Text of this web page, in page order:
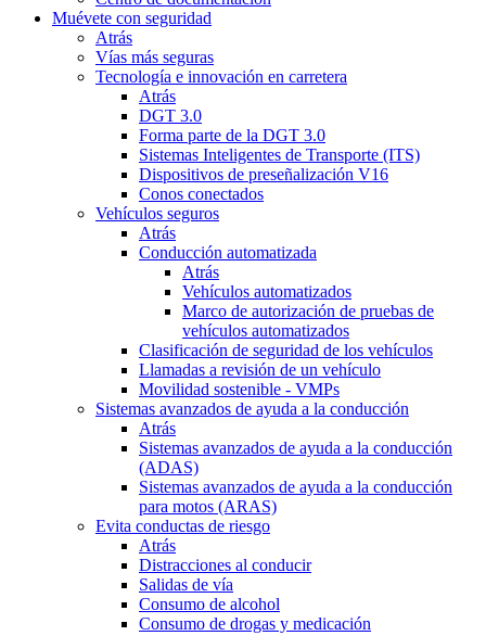
Muévete con seguridad
Atrás
Vías más seguras
Tecnología e innovación en carretera
Atrás
DGT 3.0
Forma parte de la DGT 3.0
Sistemas Inteligentes de Transporte (ITS)
Dispositivos de preseñalización V16
Conos conectados
Vehículos seguros
Atrás
Conducción automatizada
Atrás
Vehículos automatizados
Marco de autorización de pruebas de
vehículos automatizados
Clasificación de seguridad de los vehículos
Llamadas a revisión de un vehículo
Movilidad sostenible - VMPs
Sistemas avanzados de ayuda a la conducción
Atrás
Sistemas avanzados de ayuda a la conducción
(ADAS)
Sistemas avanzados de ayuda a la conducción
para motos (ARAS)
Evita conductas de riesgo
Atrás
Distracciones al conducir
Salidas de vía
Consumo de alcohol
Consumo de drogas y medicación